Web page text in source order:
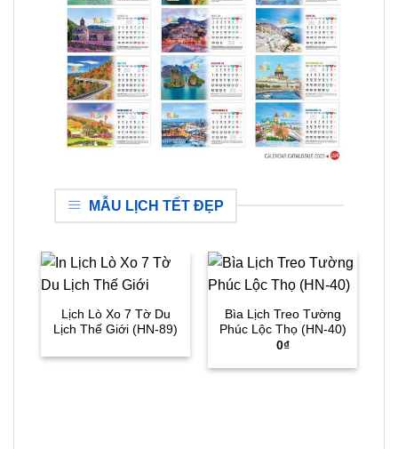
MẪU LỊCH TẾT ĐẸP
Lịch Lò Xo 7 Tờ Du
Lịch Thế Giới (HN-89)
Bìa Lịch Treo Tường
Phúc Lộc Thọ (HN-40)
0₫